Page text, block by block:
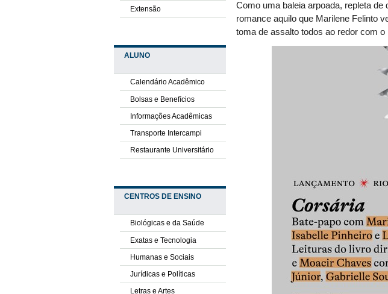
Extensão
ALUNO
Calendário Acadêmico
Bolsas e Benefícios
Informações Acadêmicas
Transporte Intercampi
Restaurante Universitário
CENTROS DE ENSINO
Biológicas e da Saúde
Exatas e Tecnologia
Humanas e Sociais
Jurídicas e Políticas
Letras e Artes
Como uma baleia arpoada, repleta
romance aquilo que Marilene Felinto
toma de assalto todos ao redor com